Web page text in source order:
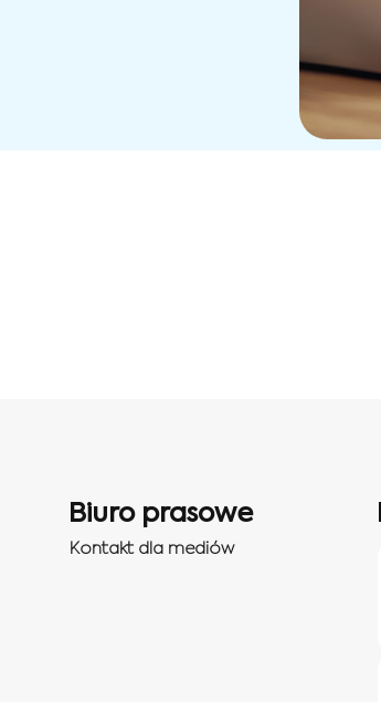
Biuro prasowe
Kontakt dla mediów